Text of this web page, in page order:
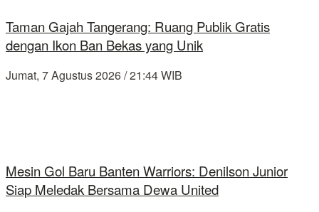
Taman Gajah Tangerang: Ruang Publik Gratis
dengan Ikon Ban Bekas yang Unik
Jumat, 7 Agustus 2026 / 21:44 WIB
Mesin Gol Baru Banten Warriors: Denilson Junior
Siap Meledak Bersama Dewa United